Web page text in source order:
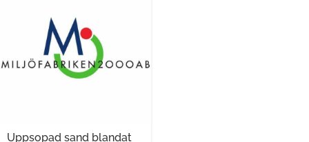
Uppsopad sand blandat